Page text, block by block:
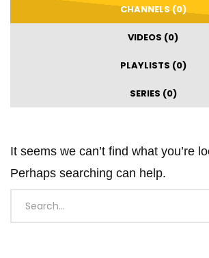
CHANNELS (0)
VIDEOS (0)
PLAYLISTS (0)
SERIES (0)
It seems we can’t find what you’re
Perhaps searching can help.